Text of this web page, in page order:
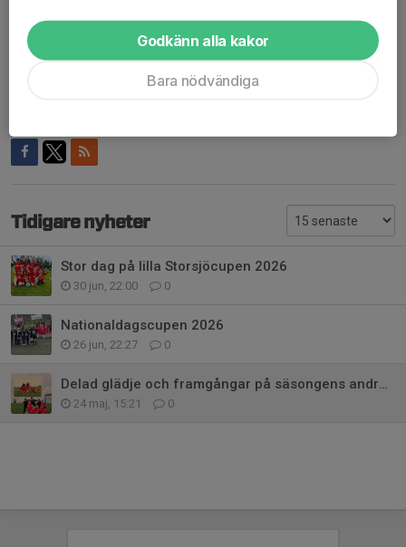
matcherna.
som hejade från sidan! Fina fotbollsminnen!
Tidigare nyheter
Stor dag på lilla Storsjöcupen 2026
30 jun, 22:00 0
Nationaldagscupen 2026
26 jun, 22:27 0
Delad glädje och framgångar på säsongens andra sammandrag i SEP arena
24 maj, 15:21 0
Godkänn alla kakor
Bara nödvändiga